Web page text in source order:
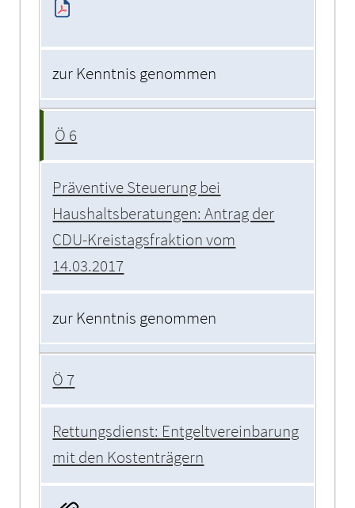
zur Kenntnis genommen
Ö 6
Präventive Steuerung bei
Haushaltsberatungen: Antrag der
CDU-Kreistagsfraktion vom
14.03.2017
zur Kenntnis genommen
Ö 7
Rettungsdienst: Entgeltvereinbarung
mit den Kostenträgern